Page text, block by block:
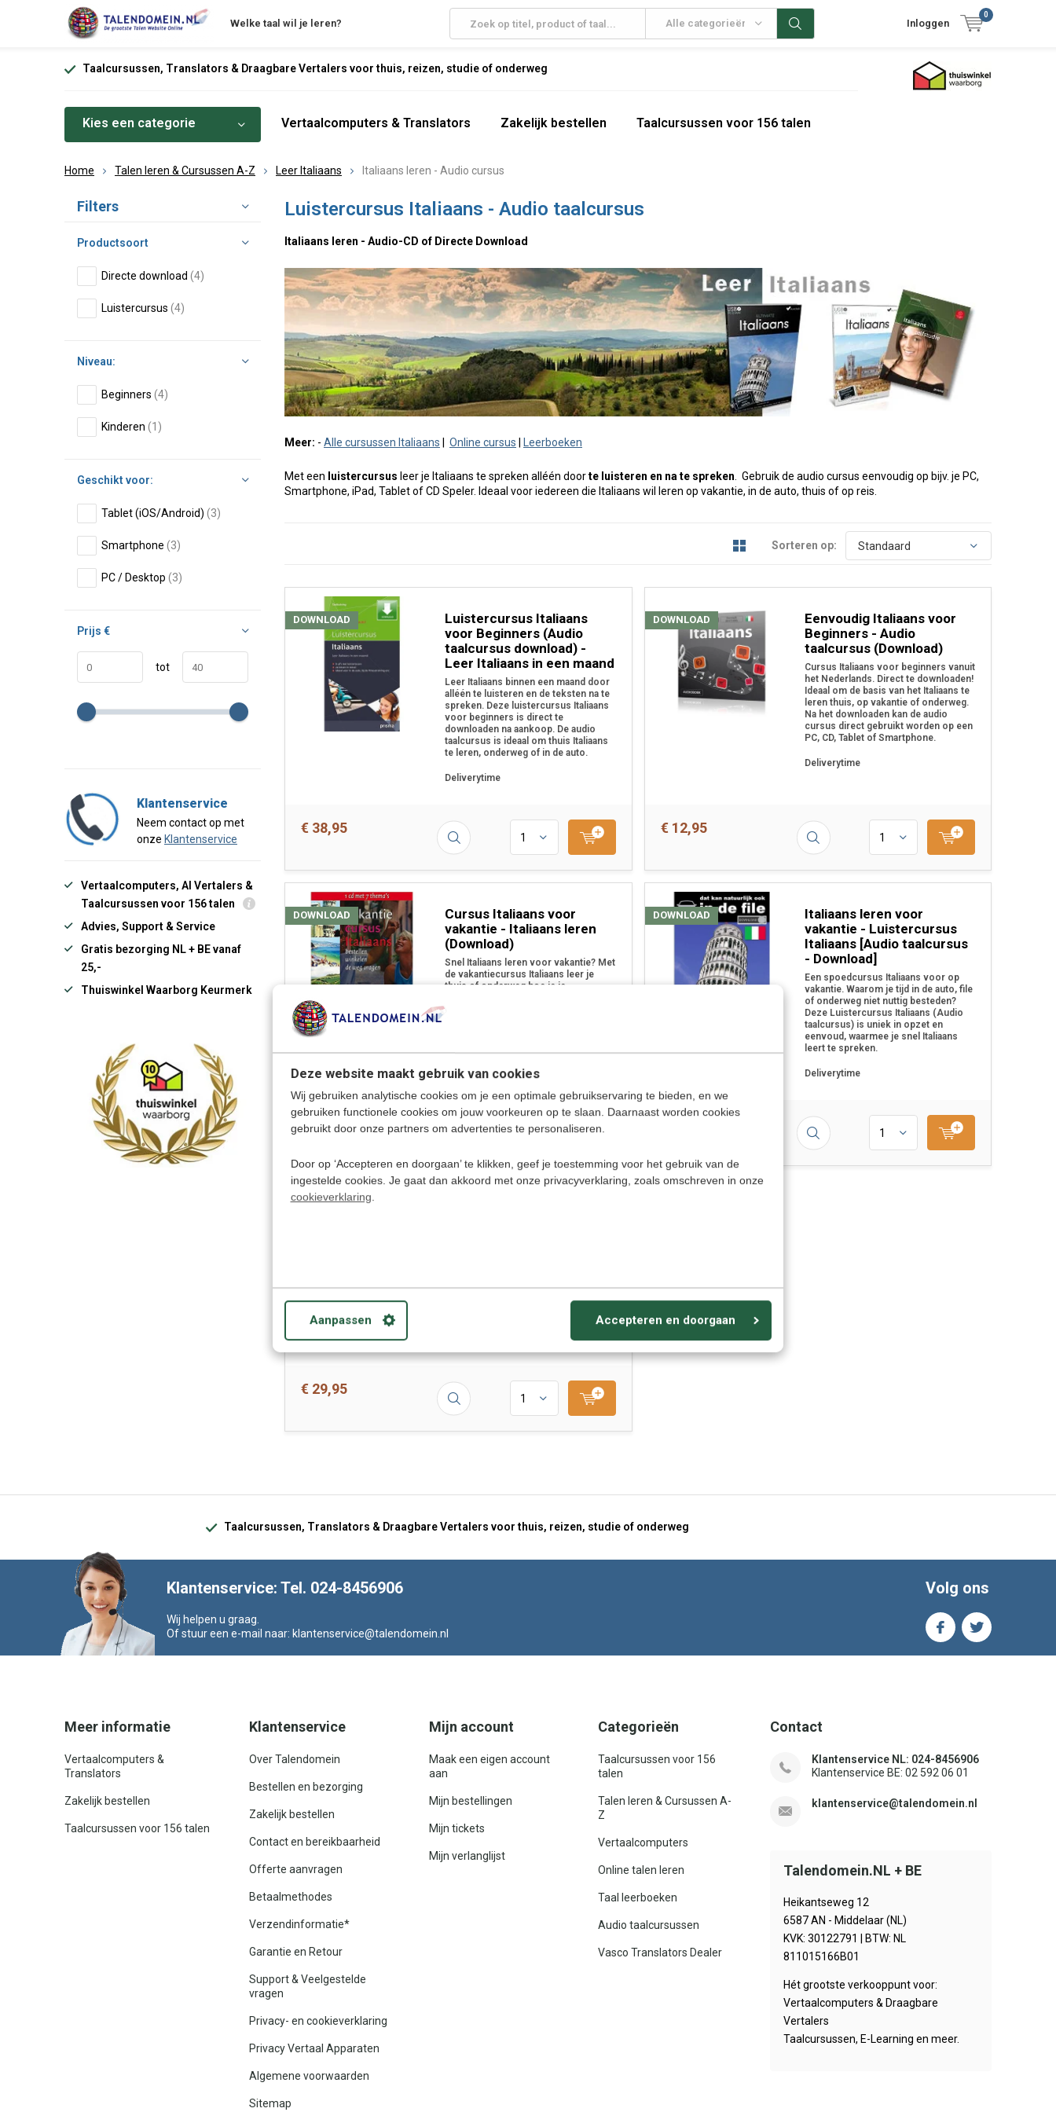
Deze website maakt gebruik van cookies
Wij gebruiken analytische cookies om je een optimale gebruikservaring te bieden, en we
gebruiken functionele cookies om jouw voorkeuren op te slaan. Daarnaast worden cookies
gebruikt door onze partners om advertenties te personaliseren.
Door op ‘Accepteren en doorgaan’ te klikken, geef je toestemming voor het gebruik van de
ingestelde cookies. Je gaat dan akkoord met onze privacyverklaring, zoals omschreven in onze
cookieverklaring
Aanpassen Accepteren en doorgaan
Welke taal wil je leren? Alle categorieën Inloggen
0
Taalcursussen, Translators & Draagbare Vertalers voor thuis, reizen, studie of onderweg
Kies een categorie Vertaalcomputers & Translators Zakelijk bestellen Taalcursussen voor 156 talen
Home Talen leren & Cursussen A-Z Leer Italiaans Italiaans leren - Audio cursus
Luistercursus Italiaans - Audio taalcursus
Italiaans leren - Audio-CD of Directe Download
Meer: - Alle cursussen Italiaans Online cursus Leerboeken
Met een luistercursus leer je Italiaans te spreken alléén doorte luisteren en na te spreken. Gebruik de audio cursus eenvoudig op bijv. je PC,
Smartphone, iPad, Tablet of CD Speler. Ideaal voor iedereen die Italiaans wil leren op vakantie, in de auto, thuis of op reis.
Sorteren op:
Luistercursus Italiaans
voor Beginners (Audio
taalcursus download) -
Leer Italiaans in een maand
Leer Italiaans binnen een maand door
alléén te luisteren en de teksten na te
spreken. Deze luistercursus Italiaans
voor beginners is direct te
downloaden na aankoop. De audio
taalcursus is ideaal om thuis Italiaans
te leren, onderweg of in de auto.
Deliverytime
DOWNLOAD
€ 38,95
Eenvoudig Italiaans voor
Beginners - Audio
taalcursus (Download)
Cursus Italiaans voor beginners vanuit
het Nederlands. Direct te downloaden!
Ideaal om de basis van het Italiaans te
leren thuis, op vakantie of onderweg.
Na het downloaden kan de audio
cursus direct gebruikt worden op een
PC, CD, Tablet of Smartphone.
Deliverytime
DOWNLOAD
€ 12,95
Cursus Italiaans voor
vakantie - Italiaans leren
(Download)
Snel Italiaans leren voor vakantie? Met
de vakantiecursus Italiaans leer je
thuis of onderweg hoe je je
DOWNLOAD
€ 11,95
Italiaans leren voor
vakantie - Luistercursus
Italiaans [Audio taalcursus
- Download]
Een spoedcursus Italiaans voor op
vakantie. Waarom je tijd in de auto, file
of onderweg niet nuttig besteden?
Deze Luistercursus Italiaans (Audio
taalcursus) is uniek in opzet en
eenvoud, waarmee je snel Italiaans
leert te spreken.
Deliverytime
DOWNLOAD
scenarios om het Italiaans te leren,
plus cultuur en reisadvies, leer je met
€ 29,95
Sorteren op:
Filters
Productsoort
Directe download (4)
Luistercursus (4)
Niveau:
Beginners (4)
Kinderen (1)
Geschikt voor:
Tablet (iOS/Android) (3)
Smartphone (3)
PC / Desktop (3)
Prijs €
tot
Klantenservice
Neem contact op met
onze Klantenservice
Vertaalcomputers, AI Vertalers &
Taalcursussen voor 156 talen
Advies, Support & Service
Gratis bezorging NL + BE vanaf
25,-
Thuiswinkel Waarborg Keurmerk
Taalcursussen, Translators & Draagbare Vertalers voor thuis, reizen, studie of onderweg
Klantenservice: Tel. 024-8456906
Wij helpen u graag.
Of stuur een e-mail naar: klantenservice@talendomein.nl
Volg ons
Meer informatie
Vertaalcomputers &
Translators
Zakelijk bestellen
Taalcursussen voor 156 talen
Klantenservice
Over Talendomein
Bestellen en bezorging
Zakelijk bestellen
Contact en bereikbaarheid
Offerte aanvragen
Betaalmethodes
Verzendinformatie*
Garantie en Retour
Support & Veelgestelde
vragen
Privacy- en cookieverklaring
Privacy Vertaal Apparaten
Algemene voorwaarden
Sitemap
Mijn account
Maak een eigen account
aan
Mijn bestellingen
Mijn tickets
Mijn verlanglijst
Categorieën
Taalcursussen voor 156
talen
Talen leren & Cursussen A-
Z
Vertaalcomputers
Online talen leren
Taal leerboeken
Audio taalcursussen
Vasco Translators Dealer
Contact
Klantenservice NL: 024-8456906
Klantenservice BE: 02 592 06 01
klantenservice@talendomein.nl
Talendomein.NL + BE
Heikantseweg 12
6587 AN - Middelaar (NL)
KVK: 30122791 | BTW: NL
811015166B01
Hét grootste verkooppunt voor:
Vertaalcomputers & Draagbare
Vertalers
Taalcursussen, E-Learning en meer.